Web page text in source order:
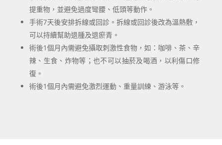
提重物，並避免過度彎腰、低頭等動作。
手術7天後安排拆線或回診。拆線或回診後改為溫熱敷，
可以持續幫助退腫及退瘀青。
術後1個月內需避免攝取刺激性食物，如：咖啡、茶、辛
辣、生食、炸物等；也不可以抽菸及喝酒，以利傷口修
復。
術後1個月內需避免激烈運動、重量訓練、游泳等。